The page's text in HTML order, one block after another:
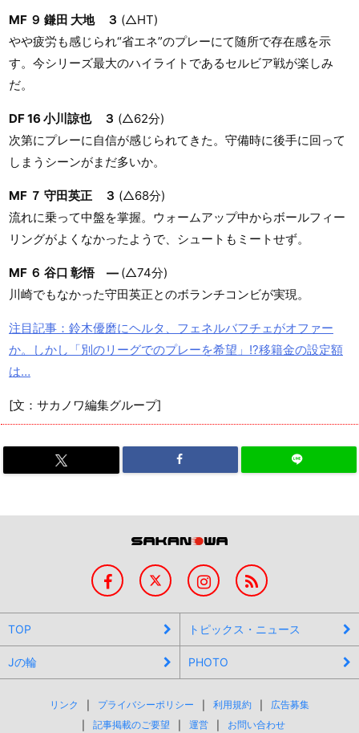
MF ９ 鎌田 大地 ３ (△HT)
やや疲労も感じられ“省エネ”のプレーにて随所で存在感を示
す。今シリーズ最大のハイライトであるセルビア戦が楽しみ
だ。
DF 16 小川諒也 ３ (△62分)
次第にプレーに自信が感じられてきた。守備時に後手に回って
しまうシーンがまだ多いか。
MF ７ 守田英正 ３ (△68分)
流れに乗って中盤を掌握。ウォームアップ中からボールフィー
リングがよくなかったようで、シュートもミートせず。
MF ６ 谷口 彰悟 ― (△74分)
川崎でもなかった守田英正とのボランチコンビが実現。
注目記事：鈴木優磨にヘルタ、フェネルバフチェがオファー
か。しかし「別のリーグでのプレーを希望」!?移籍金の設定額
は…
[文：サカノワ編集グループ]
TOP トピックス・ニュース
Jの輪 PHOTO
リンク プライバシーポリシー 利用規約
広告募集
記事掲載のご要望
運営 お問い合わせ